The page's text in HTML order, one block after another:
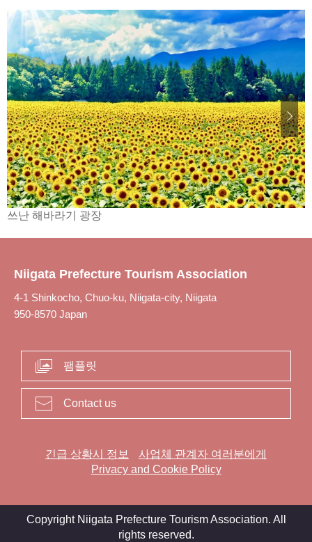
쓰난 해바라기 광장
Niigata Prefecture Tourism Association
4-1 Shinkocho, Chuo-ku, Niigata-city, Niigata
950-8570 Japan
팸플릿
Contact us
긴급 상황시 정보
사업체 관계자 여러분에게
Privacy and Cookie Policy
Copyright Niigata Prefecture Tourism Association. All
rights reserved.